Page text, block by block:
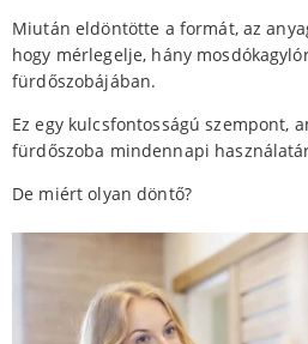
Miután eldöntötte a formát, az
hogy mérlegelje, hány
fürdőszobájában.
Ez egy kulcsfontosságú szempont,
fürdőszoba mindennapi
De miért olyan döntő?